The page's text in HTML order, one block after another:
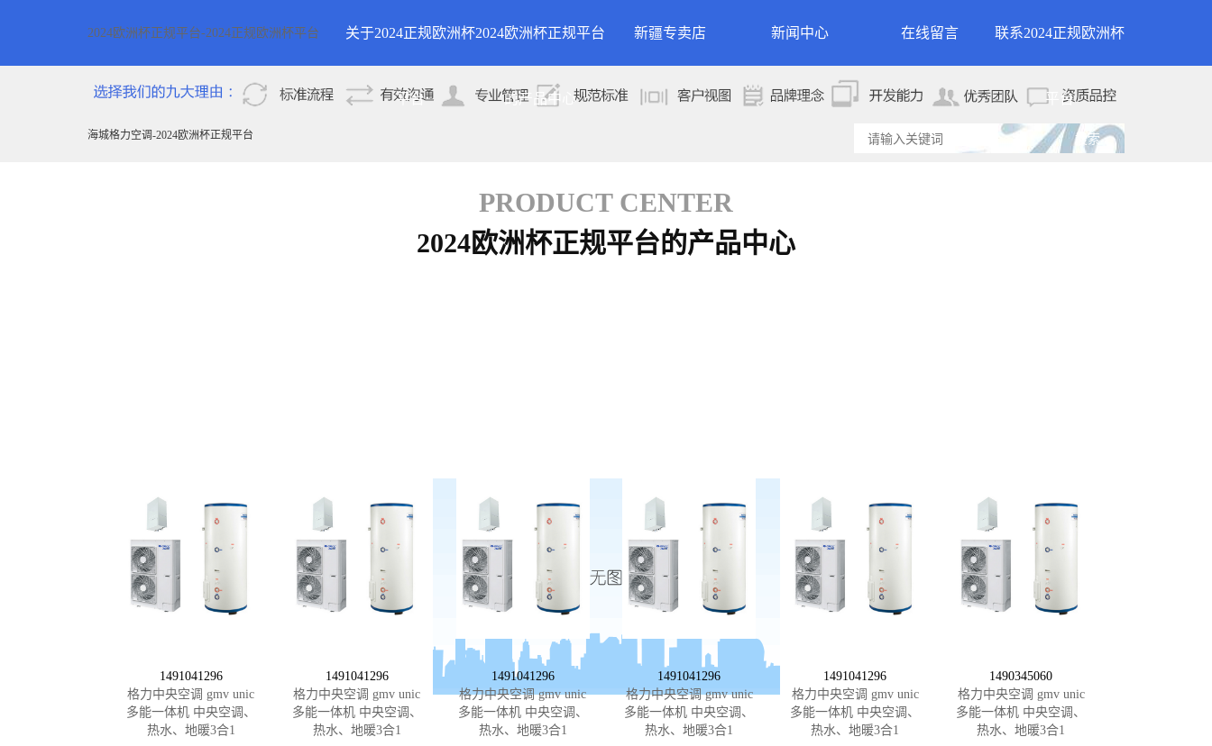
2024欧洲杯正规平台-2024正规欧洲杯平台 关于2024正规欧洲杯
平台
2024欧洲杯正规平台的
2024欧洲杯正规平台
的产品中心
新疆专卖店 新闻中心 在线留言 联系2024正规欧洲杯
平台
海城格力空调-2024欧洲杯正规平台
PRODUCT CENTER
2024欧洲杯正规平台的产品中心
1491041296
格力中央空调 gmv unic
多能一体机 中央空调、
热水、地暖3合1
1491041296
格力中央空调 gmv unic
多能一体机 中央空调、
热水、地暖3合1
1491041296
格力中央空调 gmv unic
多能一体机 中央空调、
热水、地暖3合1
1491041296
格力中央空调 gmv unic
多能一体机 中央空调、
热水、地暖3合1
1491041296
格力中央空调 gmv unic
多能一体机 中央空调、
热水、地暖3合1
1490345060
格力中央空调 gmv unic
多能一体机 中央空调、
热水、地暖3合1